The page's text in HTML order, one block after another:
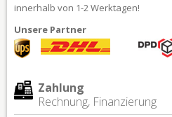
innerhalb von 1-2 Werktagen!
Unsere Partner
Zahlung
Rechnung, Finanzierung